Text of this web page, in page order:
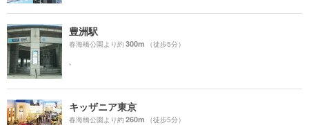
豊洲駅
春海橋公園より約300m （徒歩5分）
.
キッザニア東京
春海橋公園より約260m （徒歩5分）